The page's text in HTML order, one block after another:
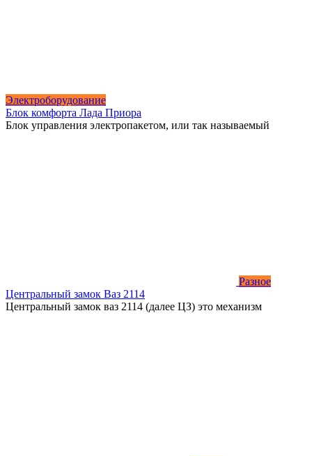
Электроборудование
Блок комфорта Лада Приора
Блок управления электропакетом, или так называемый
Разное
Центральный замок Ваз 2114
Центральный замок ваз 2114 (далее ЦЗ) это механизм